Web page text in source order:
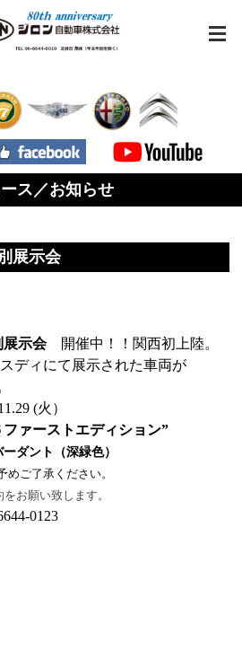
ス／お知らせ
展示会
展示会開催中！！関西初上陸。
ディにて展示された車両が
(火）
ァーストエディション”
ダント（深緑色）
ご了承ください。
お願い致します。
0123